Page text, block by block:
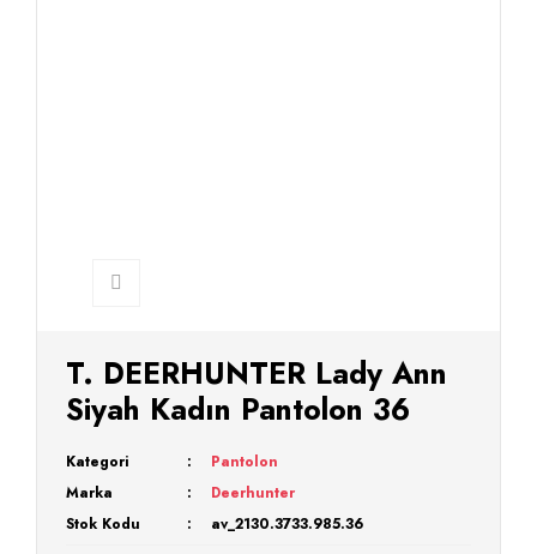
T. DEERHUNTER Lady Ann
Siyah Kadın Pantolon 36
Kategori
Pantolon
Marka
Deerhunter
Stok Kodu
av_2130.3733.985.36